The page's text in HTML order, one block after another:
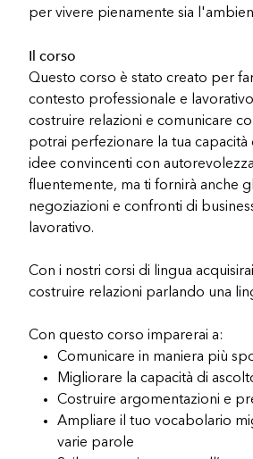
per vivere pienamente sia
Il corso
Questo corso è stato creato per
contesto professionale e
costruire relazioni e comunicare
potrai perfezionare la tua
idee convincenti con
fluentemente, ma ti fornirà anche
negoziazioni e confronti di
lavorativo.
Con i nostri corsi di lingua
costruire relazioni parlando una
Con questo corso imparerai a:
Comunicare in maniera più
Migliorare la capacità di
Costruire argomentazioni e
Ampliare il tuo vocabolario
varie parole